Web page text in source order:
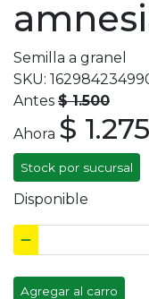
Semilla a granel
SKU:
Antes $ 1.500
Ahora $ 1.275
Stock por sucursal
Disponible
Agregar al carro